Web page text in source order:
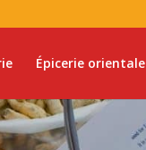
Épicerie orientale